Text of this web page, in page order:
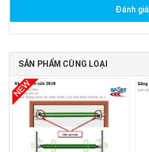
Đánh giá
SẢN PHẨM CÙNG LOẠI